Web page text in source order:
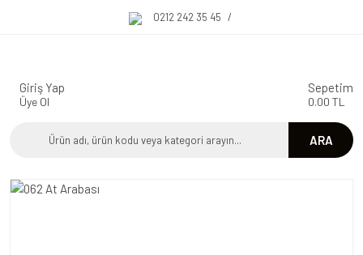
0212 242 35 45 /
ARA
Giriş Yap
Üye Ol
Sepetim
0.00 TL